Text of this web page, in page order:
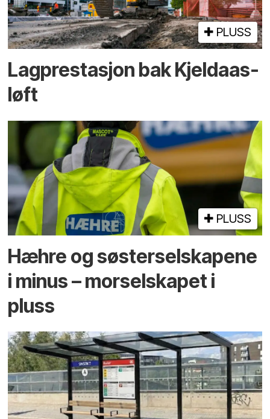
PLUSS
Lagprestasjon bak Kjeldaas-
løft
PLUSS
Hæhre og søster­selskapene
i minus – mor­selskapet i
pluss